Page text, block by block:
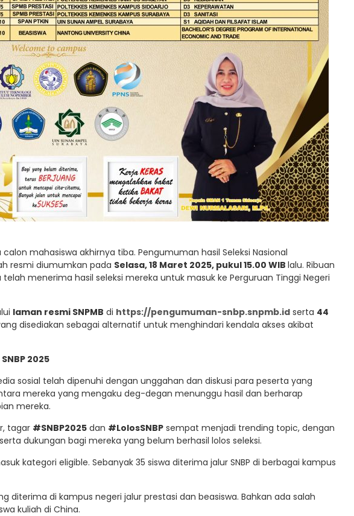
mahasiswa akhirnya tiba. Pengumuman hasil Seleksi Nasional
resmi diumumkan pada Selasa, 18 Maret 2025, pukul 15.00 WIB lalu. Ribuan
menerima hasil seleksi mereka untuk masuk ke Perguruan Tinggi Negeri
laman resmi SNPMB di https://pengumuman-snbp.snpmb.id serta 44
disediakan sebagai alternatif untuk menghindari kendala akses akibat
2025
sosial telah dipenuhi dengan unggahan dan diskusi para peserta yang
mereka yang mengaku deg-degan menunggu hasil dan berharap
mereka.
tagar #SNBP2025 dan #LolosSNBP sempat menjadi trending topic, dengan
dukungan bagi mereka yang belum berhasil lolos seleksi.
kategori eligible. Sebanyak 35 siswa diterima jalur SNBP di berbagai kampus
diterima di kampus negeri jalur prestasi dan beasiswa. Bahkan ada salah
kuliah di China.